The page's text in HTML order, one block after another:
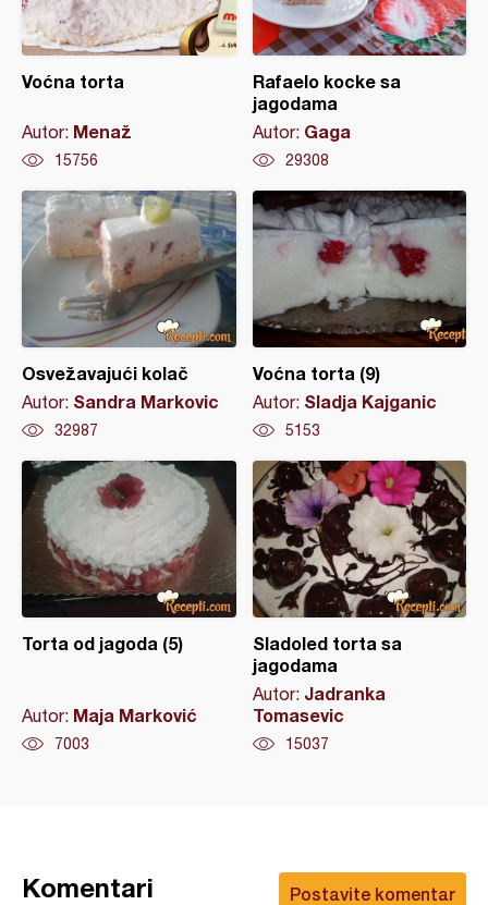
Voćna torta
Autor: Menaž
15756
Rafaelo kocke sa
jagodama
Autor: Gaga
29308
Osvežavajući kolač
Autor: Sandra Markovic
32987
Voćna torta (9)
Autor: Sladja Kajganic
5153
Torta od jagoda (5)
Autor: Maja Marković
7003
Sladoled torta sa
jagodama
Autor: Jadranka
Tomasevic
15037
Postavite komentar
Komentari